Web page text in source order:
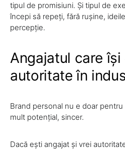
tipul de promisiuni. Și tipul de
începi să repeți, fără rușine,
percepție.
Angajatul care
autoritate în
Brand personal nu e doar
mult potențial, sincer.
Dacă ești angajat și vrei